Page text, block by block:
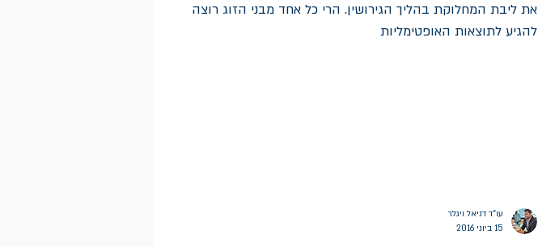
את ליבת המחלוקת בהליך הגירושין. הרי כל אחד מבני הזוג רוצה
להגיע לתוצאות האופטימליות
עו"ד דניאל ויגלר
15 ביוני 2016